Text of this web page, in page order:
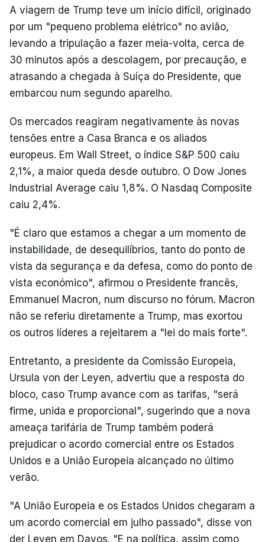
A viagem de Trump teve um início difícil, originado
por um "pequeno problema elétrico" no avião,
levando a tripulação a fazer meia-volta, cerca de
30 minutos após a descolagem, por precaução, e
atrasando a chegada à Suíça do Presidente, que
embarcou num segundo aparelho.
Os mercados reagiram negativamente às novas
tensões entre a Casa Branca e os aliados
europeus. Em Wall Street, o índice S&P 500 caiu
2,1%, a maior queda desde outubro. O Dow Jones
Industrial Average caiu 1,8%. O Nasdaq Composite
caiu 2,4%.
"É claro que estamos a chegar a um momento de
instabilidade, de desequilíbrios, tanto do ponto de
vista da segurança e da defesa, como do ponto de
vista económico", afirmou o Presidente francês,
Emmanuel Macron, num discurso no fórum. Macron
não se referiu diretamente a Trump, mas exortou
os outros líderes a rejeitarem a "lei do mais forte".
Entretanto, a presidente da Comissão Europeia,
Ursula von der Leyen, advertiu que a resposta do
bloco, caso Trump avance com as tarifas, "será
firme, unida e proporcional", sugerindo que a nova
ameaça tarifária de Trump também poderá
prejudicar o acordo comercial entre os Estados
Unidos e a União Europeia alcançado no último
verão.
"A União Europeia e os Estados Unidos chegaram a
um acordo comercial em julho passado", disse von
der Leyen em Davos. "E na política, assim como